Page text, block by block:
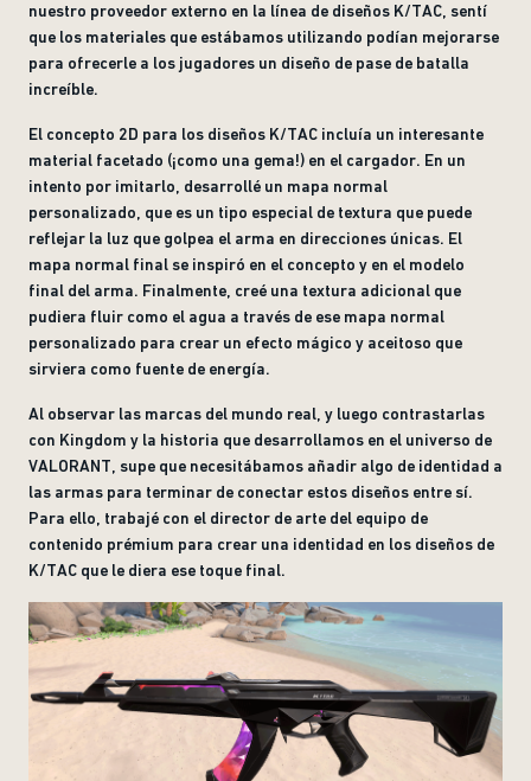
nuestro proveedor externo en la línea de diseños K/TAC, sentí
que los materiales que estábamos utilizando podían mejorarse
para ofrecerle a los jugadores un diseño de pase de batalla
increíble.
El concepto 2D para los diseños K/TAC incluía un interesante
material facetado (¡como una gema!) en el cargador. En un
intento por imitarlo, desarrollé un mapa normal
personalizado, que es un tipo especial de textura que puede
reflejar la luz que golpea el arma en direcciones únicas. El
mapa normal final se inspiró en el concepto y en el modelo
final del arma. Finalmente, creé una textura adicional que
pudiera fluir como el agua a través de ese mapa normal
personalizado para crear un efecto mágico y aceitoso que
sirviera como fuente de energía.
Al observar las marcas del mundo real, y luego contrastarlas
con Kingdom y la historia que desarrollamos en el universo de
VALORANT, supe que necesitábamos añadir algo de identidad a
las armas para terminar de conectar estos diseños entre sí.
Para ello, trabajé con el director de arte del equipo de
contenido prémium para crear una identidad en los diseños de
K/TAC que le diera ese toque final.